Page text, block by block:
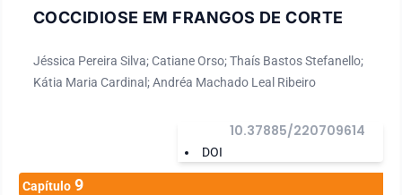
COCCIDIOSE EM FRANGOS DE CORTE
Jéssica Pereira Silva; Catiane Orso; Thaís Bastos Stefanello;
Kátia Maria Cardinal; Andréa Machado Leal Ribeiro
DOI
10.37885/220709614
Capítulo 9